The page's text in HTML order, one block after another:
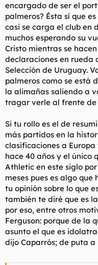
encargado de ser el
palmeros? Ésta sí que
casi se carga el club en
muchos esperando su
Cristo mientras se
declaraciones en rueda
Selección de Uruguay.
palmeros como se está
la alimañas saliendo a
tragar verle al frente de
Si tu rollo es el de
más partidos en la
clasificaciones a
hace 40 años y el único
Athletic en este siglo
meses pues es algo
tu opinión sobre lo que
también te diré que es
por eso, entre otros
Ferguson: porque de la
asunto el que es
dijo Caparrós; de puta a